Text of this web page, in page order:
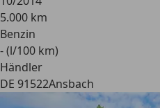
5.000 km
Benzin
- (l/100 km)
Händler
DE 91522Ansbach